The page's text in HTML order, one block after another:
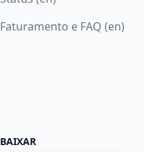
Faturamento e FAQ (en)
BAIXAR